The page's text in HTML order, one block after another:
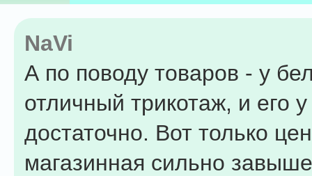
NaVi
А по поводу товаров - у
отличный трикотаж, и его
достаточно. Вот только
магазинная сильно